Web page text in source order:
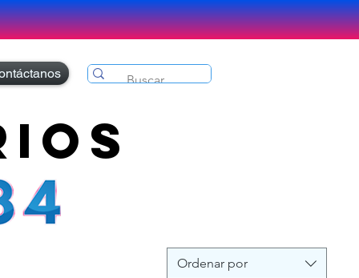
Ordenar por